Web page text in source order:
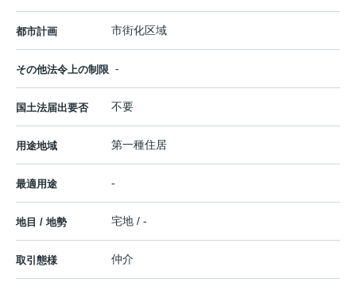
都市計画 市街化区域
その他法令上の制限 -
国土法届出要否 不要
用途地域 第一種住居
最適用途 -
地目 / 地勢 宅地 / -
取引態様 仲介